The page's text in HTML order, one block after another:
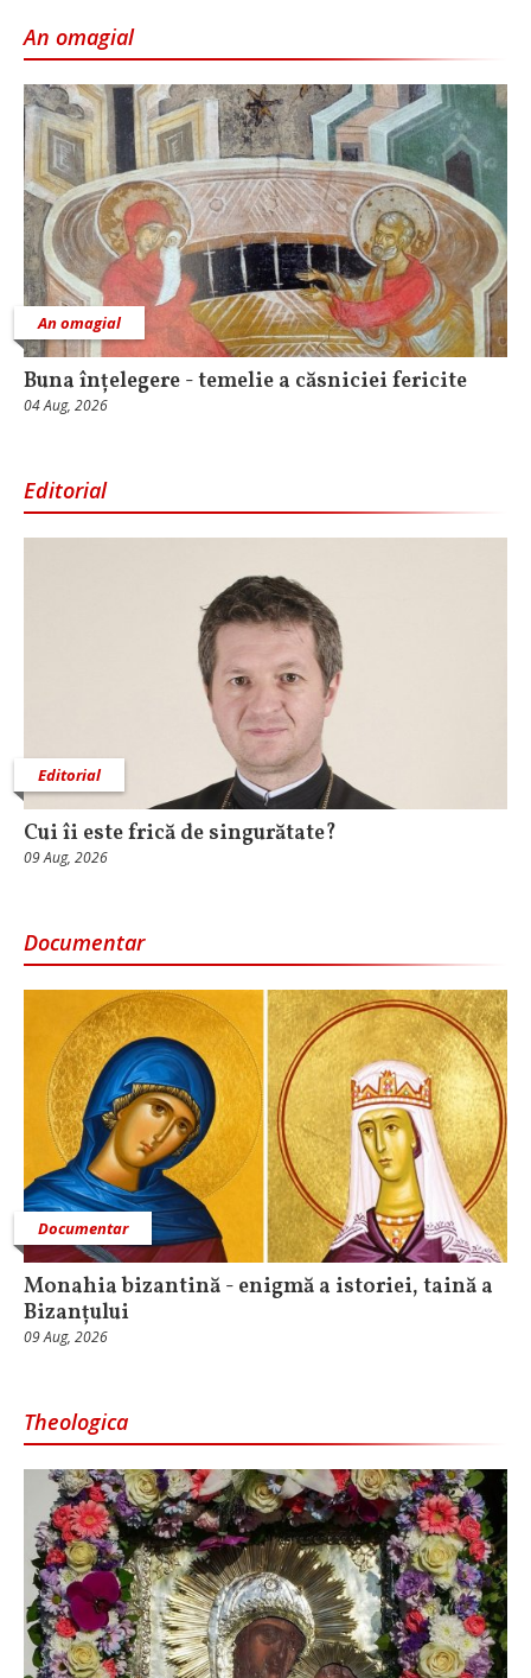
An omagial
An omagial
Buna înțelegere - temelie a căsniciei fericite
04 Aug, 2026
Editorial
Editorial
Cui îi este frică de singurătate?
09 Aug, 2026
Documentar
Documentar
Monahia bizantină - enigmă a istoriei, taină a
Bizanțului
09 Aug, 2026
Theologica